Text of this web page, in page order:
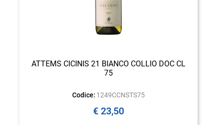
ATTEMS CICINIS 21 BIANCO COLLIO DOC CL
75
Codice: 1249CCNSTS75
€ 23,50